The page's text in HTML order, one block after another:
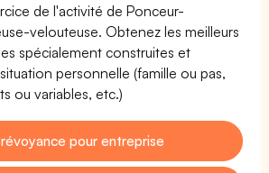
de l'activité de Ponceur-
velouteuse. Obtenez les meilleurs
spécialement construites et
personnelle (famille ou pas,
ou variables, etc.)
pour entreprise